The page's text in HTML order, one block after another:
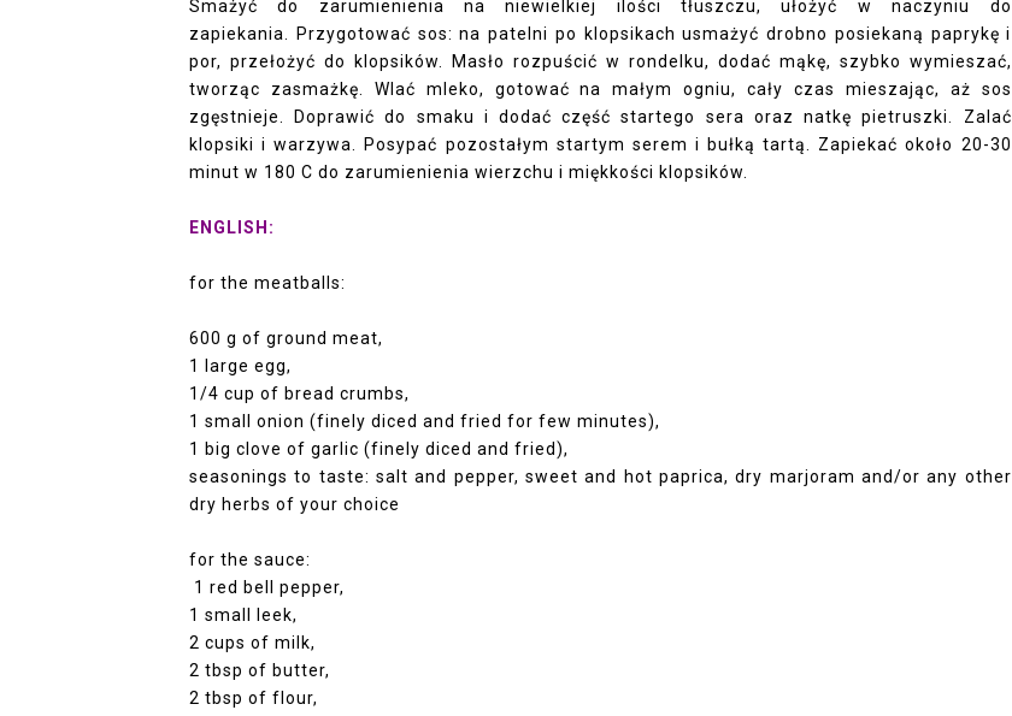
Smażyć do zarumienienia na niewielkiej ilości tłuszczu, ułożyć w naczyniu do
zapiekania. Przygotować sos: na patelni po klopsikach usmażyć drobno posiekaną paprykę i
por, przełożyć do klopsików. Masło rozpuścić w rondelku, dodać mąkę, szybko wymieszać,
tworząc zasmażkę. Wlać mleko, gotować na małym ogniu, cały czas mieszając, aż sos
zgęstnieje. Doprawić do smaku i dodać część startego sera oraz natkę pietruszki. Zalać
klopsiki i warzywa. Posypać pozostałym startym serem i bułką tartą. Zapiekać około 20-30
minut w 180 C do zarumienienia wierzchu i miękkości klopsików.
ENGLISH:
for the meatballs:
600 g of ground meat,
1 large egg,
1/4 cup of bread crumbs,
1 small onion (finely diced and fried for few minutes),
1 big clove of garlic (finely diced and fried),
seasonings to taste: salt and pepper, sweet and hot paprica, dry marjoram and/or any other
dry herbs of your choice
for the sauce:
1 red bell pepper,
1 small leek,
2 cups of milk,
2 tbsp of butter,
2 tbsp of flour,